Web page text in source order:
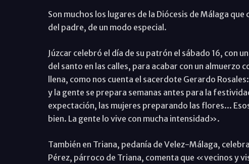
Son muchos los lugares de la Diócesis de Málaga
del padre, de un modo especial.
Júzcar celebró el día de su patrón el sábado 16, con
del santo en las calles, para acabar con un almuerzo
llena, como nos cuenta el sacerdote Gerardo
y la gente se prepara semanas antes para la
expectación, las mujeres preparando las flores...
bien. La gente lo vive con mucha intensidad».
También en Triana, pedanía de Velez-Málaga,
Pérez, párroco de Triana, comenta que «vecinos y